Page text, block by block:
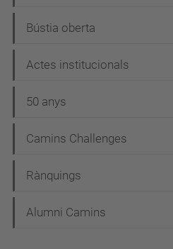
Bústia oberta
Actes institucionals
50 anys
Camins Challenges
Rànquings
Alumni Camins